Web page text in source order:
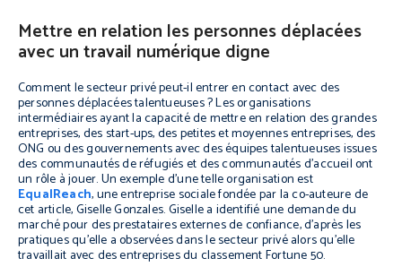
Mettre en relation les personnes déplacées
avec un travail numérique digne
Comment le secteur privé peut-il entrer en contact avec des
personnes déplacées talentueuses ? Les organisations
intermédiaires ayant la capacité de mettre en relation des grandes
entreprises, des start-ups, des petites et moyennes entreprises, des
ONG ou des gouvernements avec des équipes talentueuses issues
des communautés de réfugiés et des communautés d’accueil ont
un rôle à jouer. Un exemple d’une telle organisation est
EqualReach, une entreprise sociale fondée par la co-auteure de
cet article, Giselle Gonzales. Giselle a identifié une demande du
marché pour des prestataires externes de confiance, d’après les
pratiques qu’elle a observées dans le secteur privé alors qu’elle
travaillait avec des entreprises du classement Fortune 50.